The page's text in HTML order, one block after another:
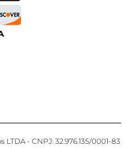
- CNPJ: 32.976.135/0001-83